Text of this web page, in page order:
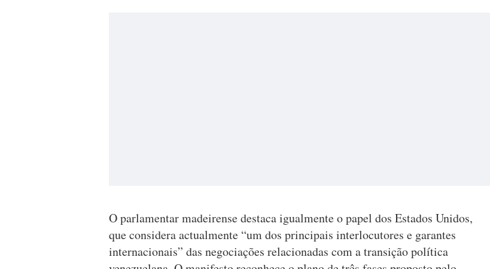
O parlamentar madeirense destaca igualmente o papel dos Estados Unidos,
que considera actualmente “um dos principais interlocutores e garantes
internacionais” das negociações relacionadas com a transição política